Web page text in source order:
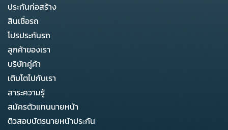
ประกันก่อสร้าง
สินเชื่อรถ
โปรประกันรถ
ลูกค้าของเรา
บริษัทคู่ค้า
เติบโตไปกับเรา
สาระความรู้
สมัครตัวแทนนายหน้า
ติวสอบบัตรนายหน้าประกัน